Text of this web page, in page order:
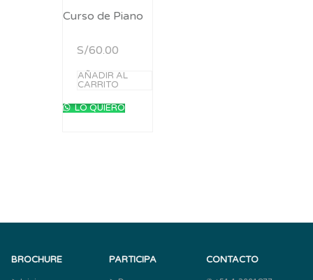
Curso de Piano
S/60.00
AÑADIR AL
CARRITO
LO QUIERO
BROCHURE PARTICIPA CONTACTO